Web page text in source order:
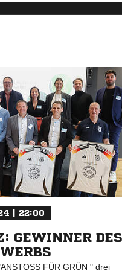
| 22:00
GEWINNER DES
FÜR GRÜN " drei